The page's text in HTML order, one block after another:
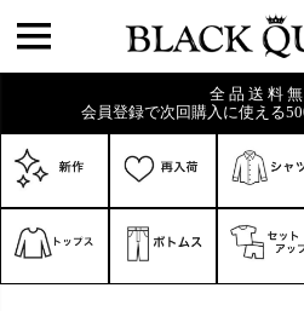
全 品 送 料
会員登録で次回購入に使える